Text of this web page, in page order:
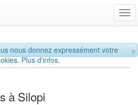
×
nous donnez expressément votre
Plus d'infos.
à Silopi